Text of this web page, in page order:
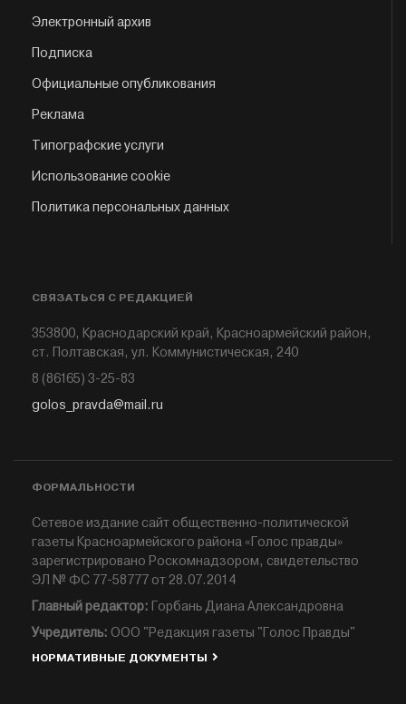
Электронный архив
Подписка
Официальные опубликования
Реклама
Типографские услуги
Использование cookie
Политика персональных данных
СВЯЗАТЬСЯ С РЕДАКЦИЕЙ
353800, Краснодарский край, Красноармейский район,
ст. Полтавская, ул. Коммунистическая, 240
8 (86165) 3-25-83
golos_pravda@mail.ru
ФОРМАЛЬНОСТИ
Сетевое издание сайт общественно-политической
газеты Красноармейского района «Голос правды»
зарегистрировано Роскомнадзором, свидетельство
ЭЛ № ФС 77-58777 от 28.07.2014
Главный редактор: Горбань Диана Александровна
Учредитель: ООО "Редакция газеты "Голос Правды"
НОРМАТИВНЫЕ ДОКУМЕНТЫ